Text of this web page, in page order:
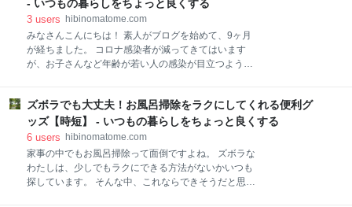
とんどなく、お尻を拭いたペーパーにも血は付い
アルコール摂取適量ジョッキ SAN1982 2：サンアート
おもしろ食器「ドーン！なんて美味いんだ！」ランチ
プレート SAN2158-1 3：honeycando ポップンディス
ペンサー（フードディスペンサー） 4：シャベル型ス
プーン 5・6：醤油を注ぐと絵が浮かぶ醤油皿 猫柄&犬
顔マグカップ スポンサーリンク 誰かに見せたくなる面
白い＆役立つキッチン雑貨9点！ ※ ボタンクリック
後、検索
- いつもの暮らしをちょっと良くする
3 users
hibinomatome.com
みなさんこんにちは！ 素人がブログを始めて、9ヶ月
が経ちました。 コロナ感染者が減ってきてはいます
が、お子さんなど年齢が若い人の感染が目立つように
ありませんが、慢心せずに過ごしたいと思います。 ま
だまだ気を抜けない日々が続いていますが、今月もブ
ログの報告をしていきますね。 ◆8ヶ月目については
コチラ◆ ≫ 【ブログ報告】初心者がブログを始めて
8ヶ月経過した結果 ブログを始めて9ヶ月目の収益につ
いて Google AdSenseの収益 アフィリエイトの収益 収
ズボラでも大丈夫！お風呂掃除をラクにしてくれる便利グ
ッズ【時短】 - いつもの暮らしをちょっと良くする
6 users
hibinomatome.com
家事の中でもお風呂掃除って面倒ですよね。 ズボラな
わたしは、少しでもラクにできる方法がないかいつも
探しています。 そんな中、これならできそうだと思っ